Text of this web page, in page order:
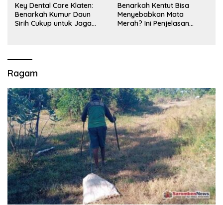
Key Dental Care Klaten:
Benarkah Kumur Daun
Sirih Cukup untuk Jaga
Benarkah Kentut Bisa
Menyebabkan Mata
Merah? Ini Penjelasan
Ragam